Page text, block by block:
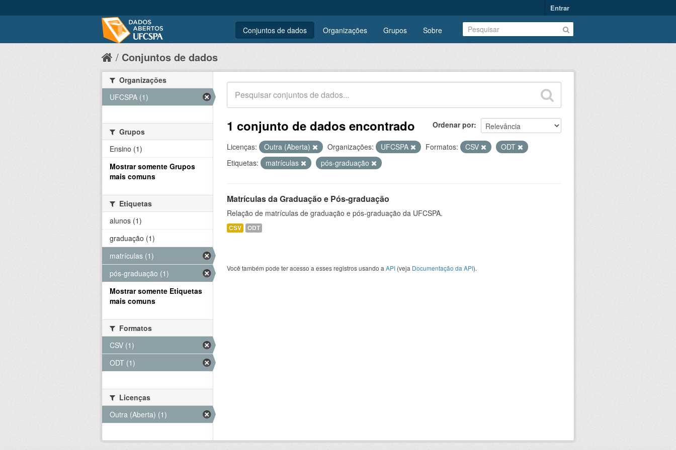
Entrar
Conjuntos de dados Organizações Grupos Sobre
Conjuntos de dados
Ordenar por
1 conjunto de dados encontrado
Licenças: Outra (Aberta) Organizações: UFCSPA Formatos: CSV
ODT
Etiquetas:
matrículas pós-graduação
Matrículas da Graduação e Pós-graduação
Relação de matrículas de graduação e pós-graduação da UFCSPA.
CSV ODT
Você também pode ter acesso a esses registros usando a API (veja Documentação da API).
Organizações
UFCSPA (1)
Grupos
Ensino (1)
Mostrar somente Grupos
mais comuns
Etiquetas
alunos (1)
graduação (1)
matrículas (1)
pós-graduação (1)
Mostrar somente Etiquetas
mais comuns
Formatos
CSV (1)
ODT (1)
Licenças
Outra (Aberta) (1)